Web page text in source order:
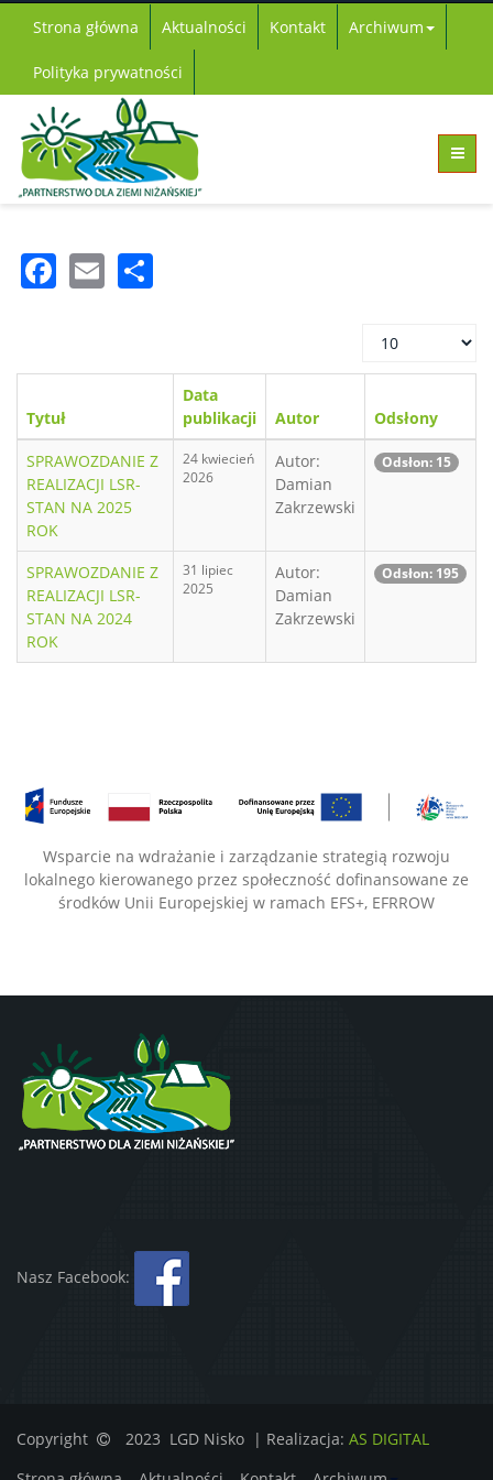
Strona główna Aktualności Kontakt Archiwum
Polityka prywatności
Facebook
Email
Pokaż
Tytuł
Data
publikacji
Autor Odsłony
SPRAWOZDANIE Z
REALIZACJI LSR-
STAN NA 2025
ROK
24 kwiecień
2026
Autor:
Damian
Zakrzewski
Odsłon: 15
SPRAWOZDANIE Z
REALIZACJI LSR-
STAN NA 2024
ROK
31 lipiec
2025
Autor:
Damian
Zakrzewski
Odsłon: 195
Wsparcie na wdrażanie i zarządzanie strategią rozwoju
lokalnego kierowanego przez społeczność dofinansowane ze
środków Unii Europejskiej w ramach EFS+, EFRROW
Nasz Facebook:
Copyright 2023 LGD Nisko | Realizacja: AS DIGITAL